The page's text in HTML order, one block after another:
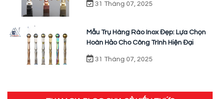
31 Tháng 07, 2025
Mẫu Trụ Hàng Rào Inox Đẹp: Lựa Chọn
Hoàn Hảo Cho Công Trình Hiện Đại
31 Tháng 07, 2025